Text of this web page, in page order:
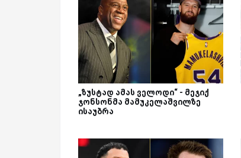
„ზუსტად ამას ველოდი“ - მეჯიქ
ჯონსონმა მამუკელაშვილზე
ისაუბრა